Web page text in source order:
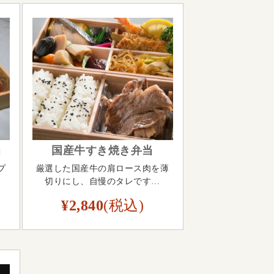
国産牛すき焼き弁当
厳選した国産牛の肩ロース肉を薄
切りにし、自慢のタレです…
¥2,840(税込)